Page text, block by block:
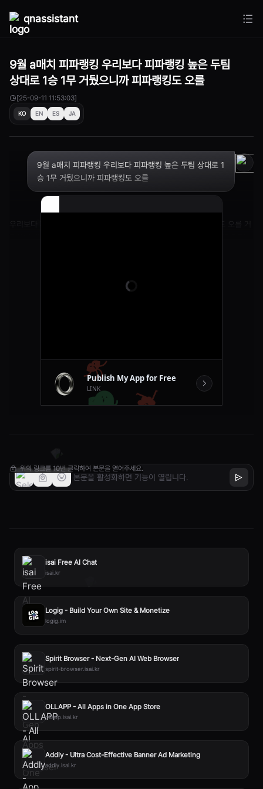
qnassistant
9월 a매치 피파랭킹 우리보다 피파랭킹 높은 두팀
상대로 1승 1무 거뒀으니까 피파랭킹도 오를
[25-09-11 11:53:03]
KO EN ES JA
9월 a매치 피파랭킹 우리보다 피파랭킹 높은 두팀 상대로 1
승 1무 거뒀으니까 피파랭킹도 오를
위의 링크를 10번 클릭하여 본문을 열어주세요.
isai Free AI Chat
isai.kr
Logig - Build Your Own Site & Monetize
logig.im
Spirit Browser - Next-Gen AI Web Browser
spirit-browser.isai.kr
OLLAPP - All Apps in One App Store
ollapp.isai.kr
Addly - Ultra Cost-Effective Banner Ad Marketing
addly.isai.kr